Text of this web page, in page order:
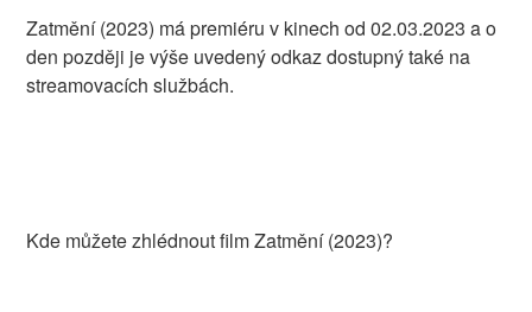
Zatmění (2023) má premiéru v kinech od 02.03.2023 a o
den později je výše uvedený odkaz dostupný také na
streamovacích službách.
Kde můžete zhlédnout film Zatmění (2023)?